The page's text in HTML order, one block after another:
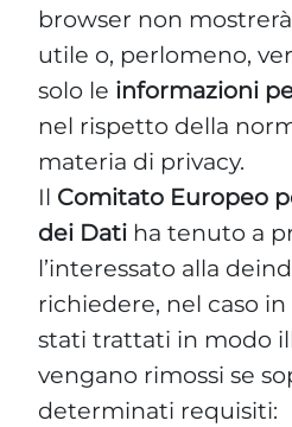
browser non
utile o, perlomeno,
solo le informazioni
nel rispetto della
materia di privacy.
Il Comitato Europeo
dei Dati ha tenuto a
l’interessato alla
richiedere, nel caso
stati trattati in modo
vengano rimossi se
determinati requisiti: